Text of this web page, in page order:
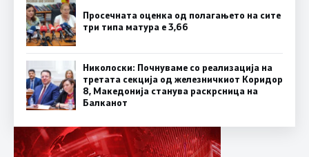
Просечната оценка од полагањето на сите
три типа матура е 3,66
Николоски: Почнуваме со реализација на
третата секција од железничкиот Коридор
8, Македонија станува раскрсница на
Балканот